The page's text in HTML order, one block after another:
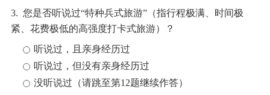
3. 您是否听说过“特种兵式旅游”（指行程极满、时间极
紧、花费极低的高强度打卡式旅游）？
听说过，且亲身经历过
听说过，但没有亲身经历过
没听说过（请跳至第12题继续作答）